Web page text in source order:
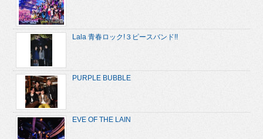
Lala 青春ロック!３ピースバンド!!
PURPLE BUBBLE
EVE OF THE LAIN